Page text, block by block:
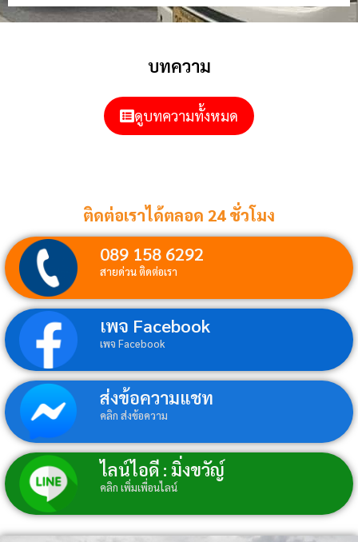
บทความ
ดูบทความทั้งหมด
ติดต่อเราได้ตลอด 24 ชั่วโมง
089 158 6292
สายด่วน ติดต่อเรา
เพจ Facebook
เพจ Facebook
ส่งข้อความแชท
คลิก ส่งข้อความ
ไลน์ไอดี : มิ่งขวัญ์
คลิก เพิ่มเพื่อนไลน์